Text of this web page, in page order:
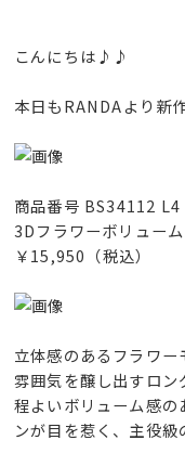
こんにちは♪♪
本日もRANDAより新
商品番号 BS34112 L4
3Dフラワーボリュー
￥15,950（税込）
立体感のあるフラワー
雰囲気を醸し出すロン
程よいボリューム感
ンが目を惹く、主役級